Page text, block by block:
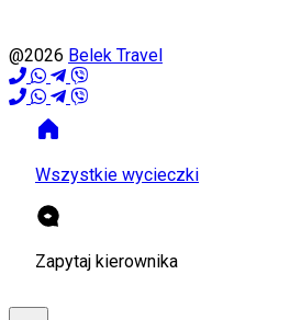
@2026 Belek Travel
Wszystkie wycieczki
Zapytaj kierownika